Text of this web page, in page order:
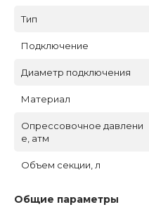
Тип
Подключение
Диаметр подключения
Материал
Опрессовочное давлени
е, атм
Объем секции, л
Общие параметры